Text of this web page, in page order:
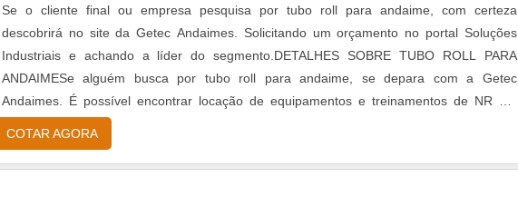
Se o cliente final ou empresa pesquisa por tubo roll para andaime, com certeza
descobrirá no site da Getec Andaimes. Solicitando um orçamento no portal Soluções
Industriais e achando a líder do segmento.DETALHES SOBRE TUBO ROLL PARA
ANDAIMESe alguém busca por tubo roll para andaime, se depara com a Getec
Andaimes. É possível encontrar locação de equipamentos e treinamentos de NR 18,
disponibilizando tudo que há de mais atual para garantir a qualidade final para cada
cliente.Ainda focando em tubo roll para andaime, é importante buscar uma empresa que
tenha produtos e serviços com ótima qualidade e excelente custo-benefício, pequenos
COTAR AGORA